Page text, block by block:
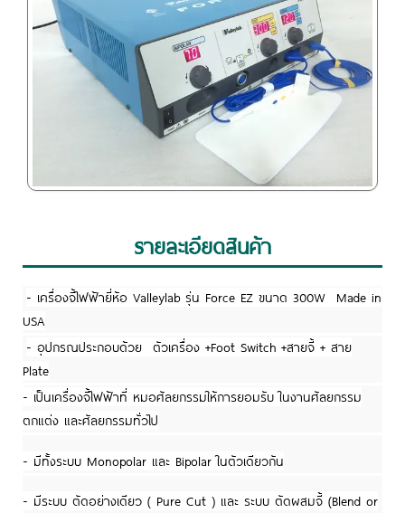
รายละเอียดสินค้า
- เครื่องจี้ไฟฟ้ายี่ห้อ Valleylab รุ่น Force EZ ขนาด 300W Made in
USA
- อุปกรณประกอบด้วย ตัวเครื่อง +Foot Switch +สายจี้ + สาย
Plate
- เป็นเครื่องจี้ไฟฟ้าที่ หมอศัลยกรรมให้การยอมรับ ในงานศัลยกรรม
ตกแต่ง และศัลยกรรมทั่วไป
- มีทั้งระบบ Monopolar และ Bipolar ในตัวเดียวกัน
- มีระบบ ตัดอย่างเดียว ( Pure Cut ) และ ระบบ ตัดผสมจี้ (Blend or